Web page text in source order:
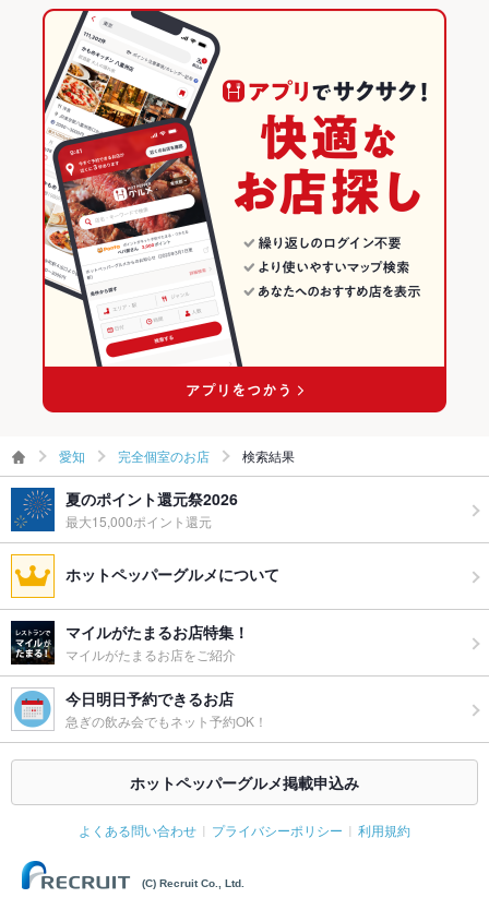
愛知 完全個室のお店 検索結果
夏のポイント還元祭2026
最大15,000ポイント還元
ホットペッパーグルメについて
マイルがたまるお店特集！
マイルがたまるお店をご紹介
今日明日予約できるお店
急ぎの飲み会でもネット予約OK！
ホットペッパーグルメ掲載申込み
よくある問い合わせ プライバシーポリシー 利用規約
(C) Recruit Co., Ltd.